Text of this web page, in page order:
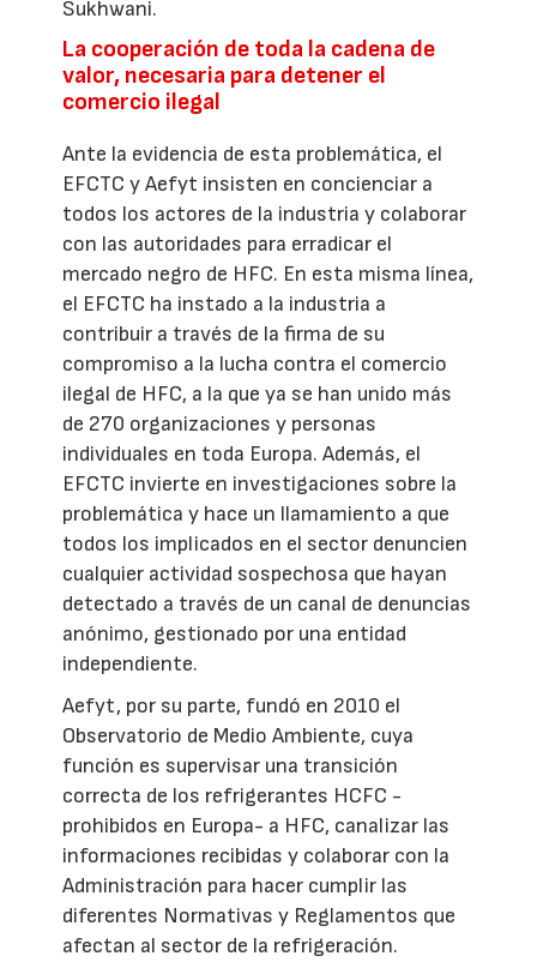
Sukhwani.
La cooperación de toda la cadena de
valor, necesaria para detener el
comercio ilegal
Ante la evidencia de esta problemática, el
EFCTC y Aefyt insisten en concienciar a
todos los actores de la industria y colaborar
con las autoridades para erradicar el
mercado negro de HFC. En esta misma línea,
el EFCTC ha instado a la industria a
contribuir a través de la firma de su
compromiso a la lucha contra el comercio
ilegal de HFC, a la que ya se han unido más
de 270 organizaciones y personas
individuales en toda Europa. Además, el
EFCTC invierte en investigaciones sobre la
problemática y hace un llamamiento a que
todos los implicados en el sector denuncien
cualquier actividad sospechosa que hayan
detectado a través de un canal de denuncias
anónimo, gestionado por una entidad
independiente.
Aefyt, por su parte, fundó en 2010 el
Observatorio de Medio Ambiente, cuya
función es supervisar una transición
correcta de los refrigerantes HCFC -
prohibidos en Europa- a HFC, canalizar las
informaciones recibidas y colaborar con la
Administración para hacer cumplir las
diferentes Normativas y Reglamentos que
afectan al sector de la refrigeración.